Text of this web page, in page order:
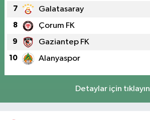
7 Galatasaray
8 Çorum FK
9 Gaziantep FK
10 Alanyaspor
Detaylar için tıklayın